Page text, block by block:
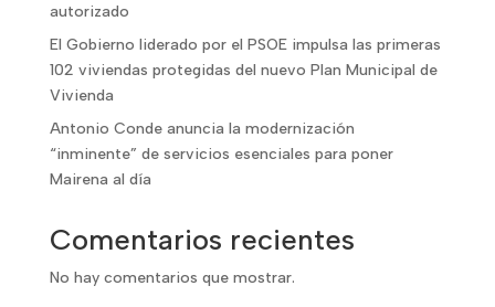
autorizado
El Gobierno liderado por el PSOE impulsa las primeras
102 viviendas protegidas del nuevo Plan Municipal de
Vivienda
Antonio Conde anuncia la modernización
“inminente” de servicios esenciales para poner
Mairena al día
Comentarios recientes
No hay comentarios que mostrar.